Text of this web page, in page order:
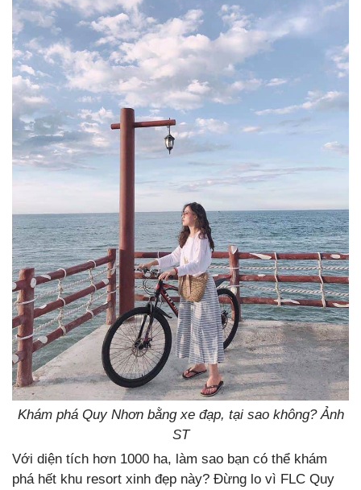
Khám phá Quy Nhơn bằng xe đạp, tại sao không? Ảnh
ST
Với diện tích hơn 1000 ha, làm sao bạn có thể khám
phá hết khu resort xinh đẹp này? Đừng lo vì FLC Quy